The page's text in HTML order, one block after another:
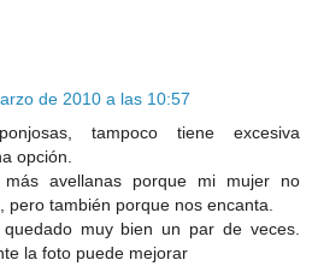
de 2010 a las 10:57
tampoco tiene excesiva
opción.
más avellanas porque mi mujer no
pero también porque nos encanta.
muy bien un par de veces.
la foto puede mejorar